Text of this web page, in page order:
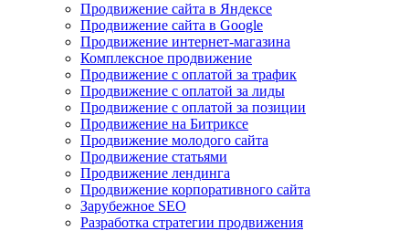
Продвижение сайта в Яндексе
Продвижение сайта в Google
Продвижение интернет-магазина
Комплексное продвижение
Продвижение с оплатой за трафик
Продвижение с оплатой за лиды
Продвижение с оплатой за позиции
Продвижение на Битриксе
Продвижение молодого сайта
Продвижение статьями
Продвижение лендинга
Продвижение корпоративного сайта
Зарубежное SEO
Разработка стратегии продвижения